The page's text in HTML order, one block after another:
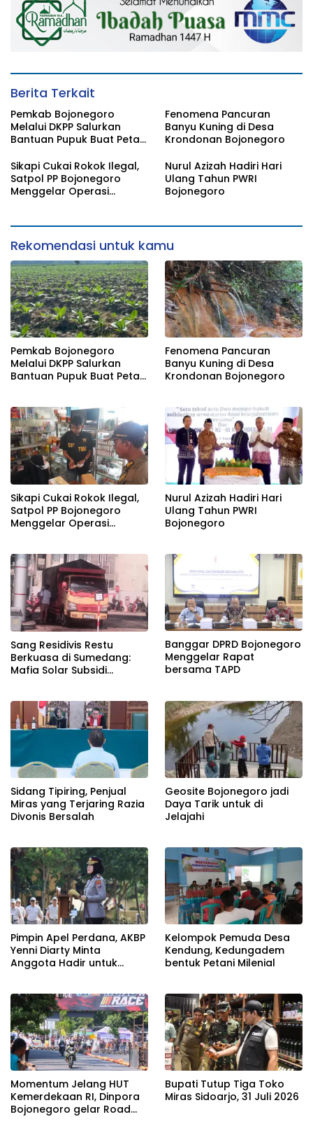
Berita Terkait
Pemkab Bojonegoro
Melalui DKPP Salurkan
Bantuan Pupuk Buat Petani
Fenomena Pancuran
Banyu Kuning di Desa
Krondonan Bojonegoro
Sikapi Cukai Rokok Ilegal,
Satpol PP Bojonegoro
Menggelar Operasi
Nurul Azizah Hadiri Hari
Ulang Tahun PWRI
Bojonegoro
Rekomendasi untuk kamu
Pemkab Bojonegoro
Melalui DKPP Salurkan
Bantuan Pupuk Buat Petani
Fenomena Pancuran
Banyu Kuning di Desa
Krondonan Bojonegoro
Sikapi Cukai Rokok Ilegal,
Satpol PP Bojonegoro
Menggelar Operasi
Nurul Azizah Hadiri Hari
Ulang Tahun PWRI
Bojonegoro
Sang Residivis Restu
Berkuasa di Sumedang:
Mafia Solar Subsidi
Bungkam
Banggar DPRD Bojonegoro
Menggelar Rapat
bersama TAPD
Sidang Tipiring, Penjual
Miras yang Terjaring Razia
Divonis Bersalah
Geosite Bojonegoro jadi
Daya Tarik untuk di
Jelajahi
Pimpin Apel Perdana, AKBP
Yenni Diarty Minta
Anggota Hadir untuk
Kelompok Pemuda Desa
Kendung, Kedungadem
bentuk Petani Milenial
Momentum Jelang HUT
Kemerdekaan RI, Dinpora
Bojonegoro gelar Road
Bupati Tutup Tiga Toko
Miras Sidoarjo, 31 Juli 2026